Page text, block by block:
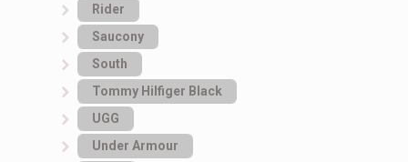
Rider
Saucony
South
Tommy Hilfiger Black
UGG
Under Armour